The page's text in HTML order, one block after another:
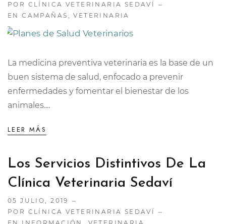
POR CLÍNICA VETERINARIA SEDAVÍ
ENCAMPAÑAS ,VETERINARIA
La medicina preventiva veterinaria es la base de un
buen sistema de salud, enfocado a prevenir
enfermedades y fomentar el bienestar de los
animales....
LEER MÁS
Los Servicios Distintivos De La
Clínica Veterinaria Sedaví
05 JULIO, 2019
POR CLÍNICA VETERINARIA SEDAVÍ